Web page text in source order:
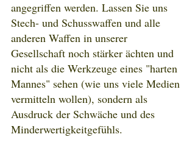
angegriffen werden. Lassen Sie uns
Stech- und Schusswaffen und alle
anderen Waffen in unserer
Gesellschaft noch stärker ächten und
nicht als die Werkzeuge eines "harten
Mannes" sehen (wie uns viele Medien
vermitteln wollen), sondern als
Ausdruck der Schwäche und des
Minderwertigkeitgefühls.